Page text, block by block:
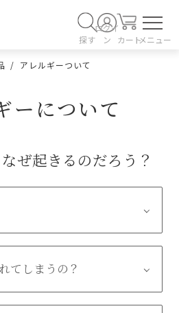
探す
ログイ
ン
カートメニュー
アレルギーついて
ーについて
ぜ起きるのだろう？
てしまうの？